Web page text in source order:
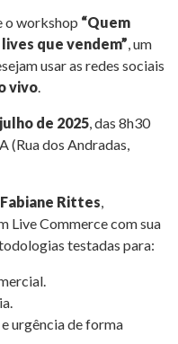
o workshop “Quem
que vendem”, um
usar as redes sociais
vivo.
de 2025, das 8h30
(Rua dos Andradas,
Fabiane Rittes,
Live Commerce com sua
testadas para:
urgência de forma